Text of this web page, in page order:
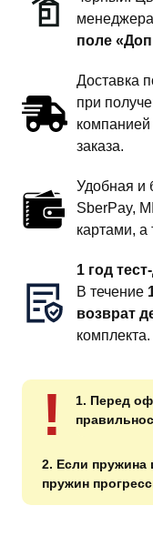
поле
Доставка
при
заказа.
Удобная и
SberPay,
картами,
1 год
В течение
возврат
комплекта.
!
1. Перед
2. Если пружина
пружин